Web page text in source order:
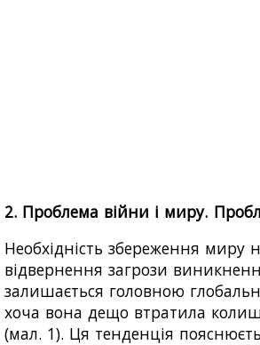
2. Проблема війни і миру.
Необхідність збереження миру
відвернення загрози
залишається головною
хоча вона дещо втратила
(мал. 1). Ця тенденція